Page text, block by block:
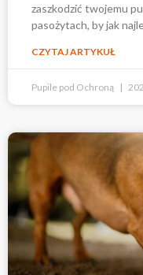
zaszkodzić twojemu
pasożytach, by jak
CZYTAJ ARTYKUŁ
Pupile pod Ochroną